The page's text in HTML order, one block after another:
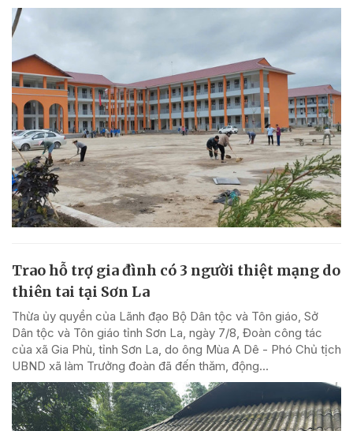
Trao hỗ trợ gia đình có 3 người thiệt mạng do
thiên tai tại Sơn La
Thừa ủy quyền của Lãnh đạo Bộ Dân tộc và Tôn giáo, Sở
Dân tộc và Tôn giáo tỉnh Sơn La, ngày 7/8, Đoàn công tác
của xã Gia Phù, tỉnh Sơn La, do ông Mùa A Dê - Phó Chủ tịch
UBND xã làm Trưởng đoàn đã đến thăm, động...